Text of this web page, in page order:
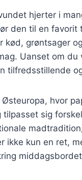
hjerter i
den til en
kød, grøntsager
Uanset om
tilfredsstillende
hvor
sig
kun en ret,